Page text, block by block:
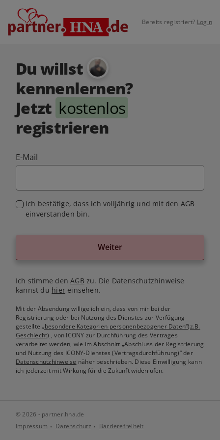
Bereits registriert? Login
Du willst
kennenlernen?
Jetzt kostenlos
registrieren
E-Mail
Ich bestätige, dass ich volljährig und mit den AGB
einverstanden bin.
Weiter
Ich stimme denAGB zu. Die Datenschutzhinweise
kannst du hiereinsehen.
Mit der Absendung willige ich ein, dass von mir bei der
Registrierung oder bei Nutzung des Dienstes zur Verfügung
gestellte„besondere Kategorien personenbezogener Daten“(z.B.
Geschlecht) , von ICONY zur Durchführung des Vertrages
verarbeitet werden, wie im Abschnitt „Abschluss der Registrierung
und Nutzung des ICONY-Dienstes (Vertragsdurchführung)“ der
Datenschutzhinweise näher beschrieben. Diese Einwilligung kann
ich jederzeit mit Wirkung für die Zukunft widerrufen.
© 2026 - partner.hna.de
Impressum
Datenschutz Barrierefreiheit